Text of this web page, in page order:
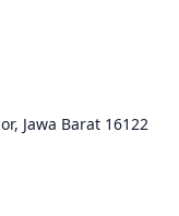
Jawa Barat 16122